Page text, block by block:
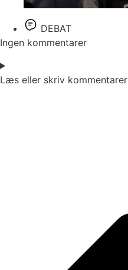
DEBAT
Ingen kommentarer
Læs eller skriv kommentarer